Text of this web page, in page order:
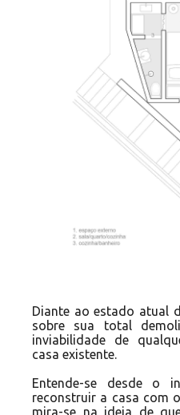
Diante ao estado atual
sobre sua total
inviabilidade de
casa existente.
Entende-se desde o
reconstruir a casa com
mira-se na ideia de